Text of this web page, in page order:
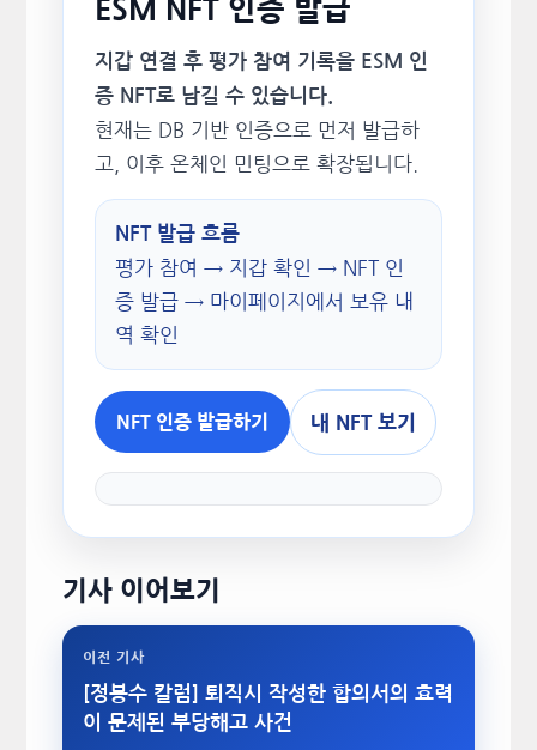
ESM NFT 인증 발급
지갑 연결 후 평가 참여 기록을 ESM 인
증 NFT로 남길 수 있습니다.
현재는 DB 기반 인증으로 먼저 발급하
고, 이후 온체인 민팅으로 확장됩니다.
NFT 발급 흐름
평가 참여 → 지갑 확인 → NFT 인
증 발급 → 마이페이지에서 보유 내
역 확인
NFT 인증 발급하기 내 NFT 보기
기사 이어보기
이전 기사
[정봉수 칼럼] 퇴직시 작성한 합의서의 효력
이 문제된 부당해고 사건